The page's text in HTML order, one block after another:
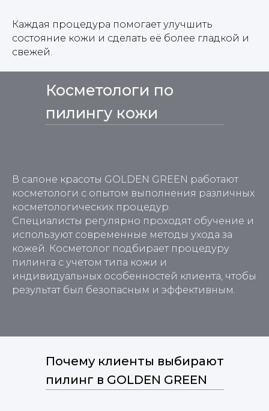
Каждая процедура помогает улучшить
состояние кожи и сделать её более гладкой и
свежей.
Косметологи по
пилингу кожи
В салоне красоты GOLDEN GREEN работают
косметологи с опытом выполнения различных
косметологических процедур.
Специалисты регулярно проходят обучение и
используют современные методы ухода за
кожей. Косметолог подбирает процедуру
пилинга с учетом типа кожи и
индивидуальных особенностей клиента, чтобы
результат был безопасным и эффективным.
Почему клиенты выбирают
пилинг в GOLDEN GREEN